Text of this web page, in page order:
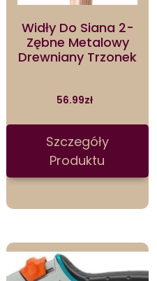
Widły Do Siana 2-
Zębne Metalowy
Drewniany Trzonek
56.99zł
Szczegóły
Produktu